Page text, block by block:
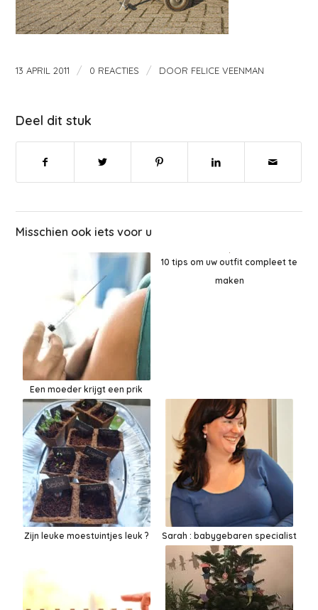
13 APRIL 2011 / 0 REACTIES / DOOR FELICE VEENMAN
Deel dit stuk
Misschien ook iets voor u
Een moeder krijgt een prik
10 tips om uw outfit compleet te
maken
Zijn leuke moestuintjes leuk ? Sarah : babygebaren specialist